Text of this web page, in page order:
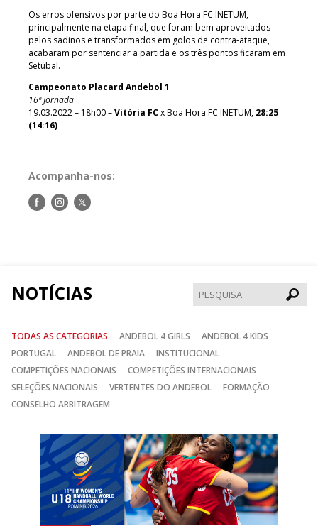
Os erros ofensivos por parte do Boa Hora FC INETUM,
principalmente na etapa final, que foram bem aproveitados
pelos sadinos e transformados em golos de contra-ataque,
acabaram por sentenciar a partida e os três pontos ficaram em
Setúbal.
Campeonato Placard Andebol 1
16ª Jornada
19.03.2022 – 18h00 –Vitória FCx Boa Hora FC INETUM, 28:25
(14:16)
Acompanha-nos:
Siga-Siga-Siga-
NOTÍCIAS
TODAS AS CATEGORIAS ANDEBOL 4 GIRLS
ANDEBOL 4 KIDS
PORTUGAL
ANDEBOL DE PRAIA
INSTITUCIONAL
COMPETIÇÕES NACIONAIS
COMPETIÇÕES INTERNACIONAIS
SELEÇÕES NACIONAIS
VERTENTES DO ANDEBOL
FORMAÇÃO
CONSELHO ARBITRAGEM
Anterior